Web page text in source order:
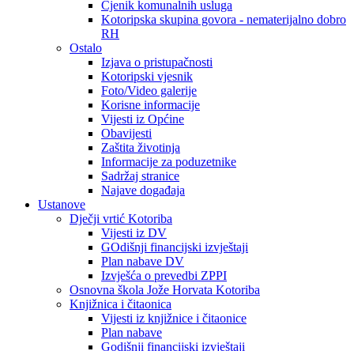
Cjenik komunalnih usluga
Kotoripska skupina govora - nematerijalno dobro
RH
Ostalo
Izjava o pristupačnosti
Kotoripski vjesnik
Foto/Video galerije
Korisne informacije
Vijesti iz Općine
Obavijesti
Zaštita životinja
Informacije za poduzetnike
Sadržaj stranice
Najave događaja
Ustanove
Dječji vrtić Kotoriba
Vijesti iz DV
GOdišnji financijski izvještaji
Plan nabave DV
Izvješća o prevedbi ZPPI
Osnovna škola Jože Horvata Kotoriba
Knjižnica i čitaonica
Vijesti iz knjižnice i čitaonice
Plan nabave
Godišnji financijski izvještaji